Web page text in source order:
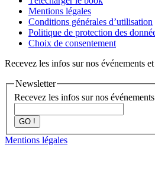
Mentions légales
Conditions générales d’utilisation
Politique de protection des
Choix de consentement
Recevez les infos sur nos événements
Newsletter
Recevez les infos sur nos
GO !
Mentions légales